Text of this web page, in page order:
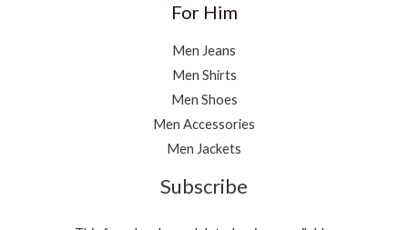
For Him
Men Jeans
Men Shirts
Men Shoes
Men Accessories
Men Jackets
Subscribe